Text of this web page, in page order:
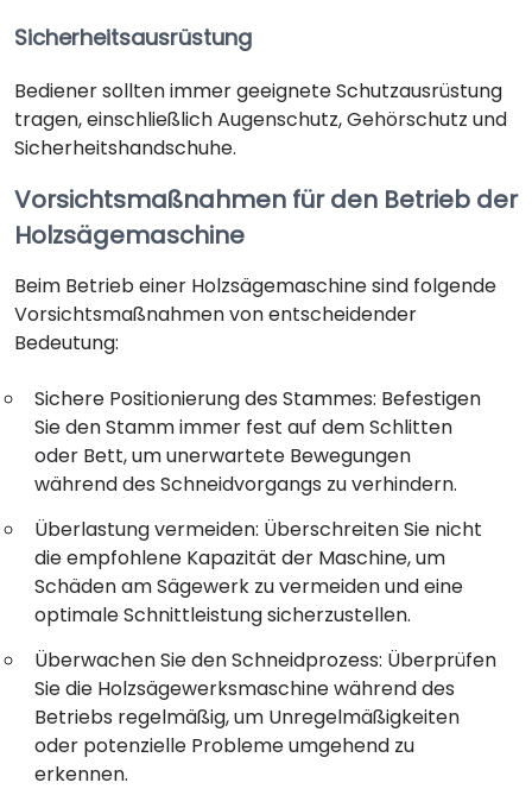
Sicherheitsausrüstung
Bediener sollten immer geeignete Schutzausrüstung
tragen, einschließlich Augenschutz, Gehörschutz und
Sicherheitshandschuhe.
Vorsichtsmaßnahmen für den Betrieb der
Holzsägemaschine
Beim Betrieb einer Holzsägemaschine sind folgende
Vorsichtsmaßnahmen von entscheidender
Bedeutung:
Sichere Positionierung des Stammes: Befestigen
Sie den Stamm immer fest auf dem Schlitten
oder Bett, um unerwartete Bewegungen
während des Schneidvorgangs zu verhindern.
Überlastung vermeiden: Überschreiten Sie nicht
die empfohlene Kapazität der Maschine, um
Schäden am Sägewerk zu vermeiden und eine
optimale Schnittleistung sicherzustellen.
Überwachen Sie den Schneidprozess: Überprüfen
Sie die Holzsägewerksmaschine während des
Betriebs regelmäßig, um Unregelmäßigkeiten
oder potenzielle Probleme umgehend zu
erkennen.